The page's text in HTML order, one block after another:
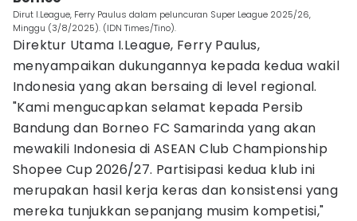
Dirut I.League, Ferry Paulus dalam peluncuran Super League 2025/26,
Minggu (3/8/2025). (IDN Times/Tino).
Direktur Utama I.League, Ferry Paulus,
menyampaikan dukungannya kepada kedua wakil
Indonesia yang akan bersaing di level regional.
"Kami mengucapkan selamat kepada Persib
Bandung dan Borneo FC Samarinda yang akan
mewakili Indonesia di ASEAN Club Championship
Shopee Cup 2026/27. Partisipasi kedua klub ini
merupakan hasil kerja keras dan konsistensi yang
mereka tunjukkan sepanjang musim kompetisi,"